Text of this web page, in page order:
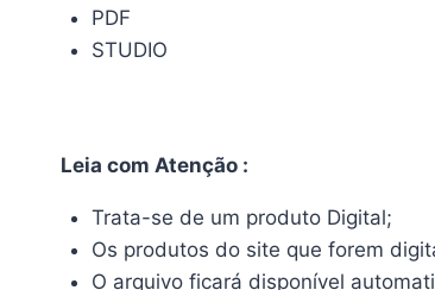
PDF
STUDIO
Leia com Atenção :
Trata-se de um produto Digital;
Os produtos do site que forem
O arquivo ficará disponível